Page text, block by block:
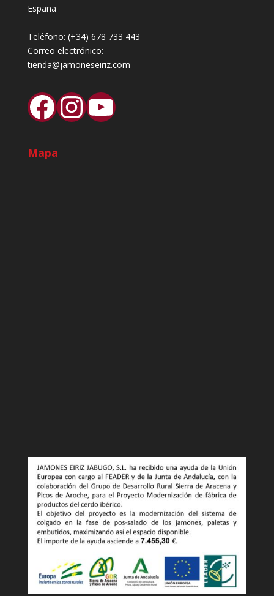
España
Teléfono: (+34) 678 733 443
Correo electrónico:
tienda@jamoneseiriz.com
Facebook
Instagram
YouTube
Mapa